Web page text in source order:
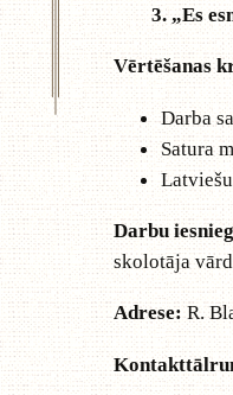
3. „Es
Vērtēšanas
Darba
Satura
Darbu
skolotāja
Adrese:R.